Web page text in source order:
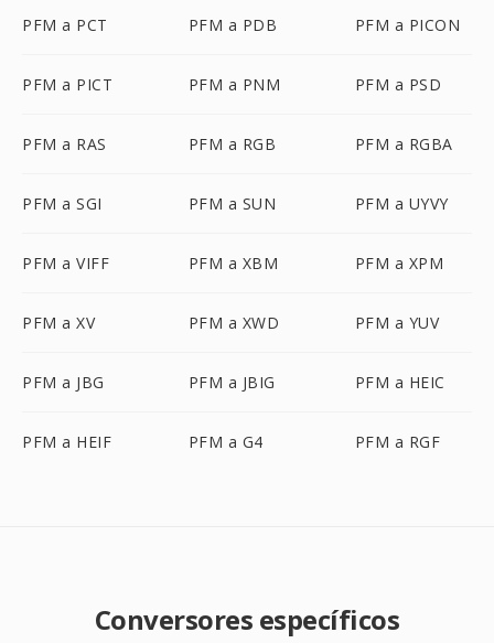
PFM a PCT PFM a PDB PFM a PICON
PFM a PICT PFM a PNM PFM a PSD
PFM a RAS PFM a RGB PFM a RGBA
PFM a SGI PFM a SUN PFM a UYVY
PFM a VIFF PFM a XBM PFM a XPM
PFM a XV PFM a XWD PFM a YUV
PFM a JBG PFM a JBIG PFM a HEIC
PFM a HEIF PFM a G4 PFM a RGF
Conversores específicos